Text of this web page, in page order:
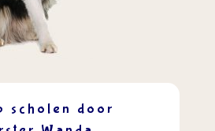
scholen door